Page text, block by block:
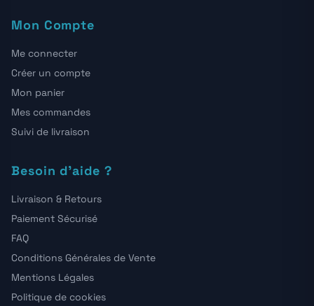
Mon Compte
Me connecter
Créer un compte
Mon panier
Mes commandes
Suivi de livraison
Besoin d'aide ?
Livraison & Retours
Paiement Sécurisé
FAQ
Conditions Générales de Vente
Mentions Légales
Politique de cookies